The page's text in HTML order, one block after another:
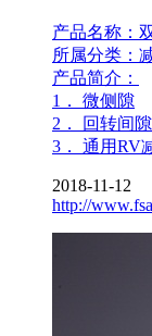
产品名称：
所属分类：
产品简介：
1． 微侧隙
2． 回转间
3． 通用RV
2018-11-12
http://